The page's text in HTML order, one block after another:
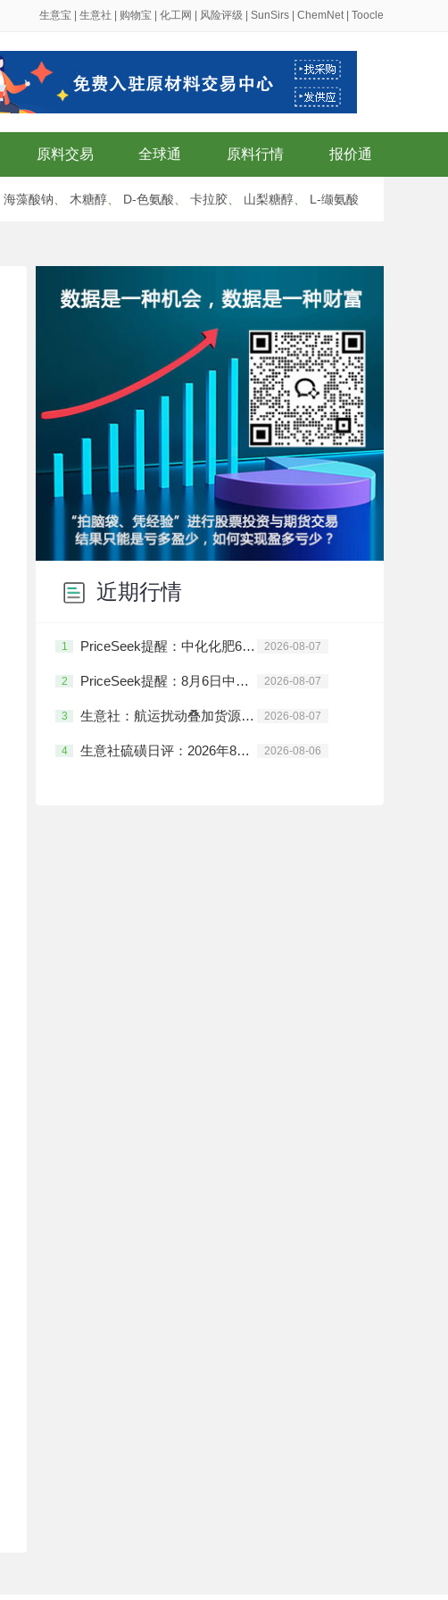
生意宝 生意社 购物宝 化工网 风险评级 SunSirs ChemNet| Toocle
原料交易 全球通 原料行情 报价通
海藻酸钠 木糖醇 D-色氨酸 卡拉胶 山梨糖醇 L-缬氨酸
近期行情
1 PriceSeek提醒：中化化肥6.09万吨进口硫磺运抵大丰港 2026-08-07
2 PriceSeek提醒：8月6日中国硫磺港口库存公布 2026-08-07
3 生意社：航运扰动叠加货源收紧 8月国际硫磺市场解析 2026-08-07
4 生意社硫磺日评：2026年8月6日短期看涨警惕高位压制 2026-08-06